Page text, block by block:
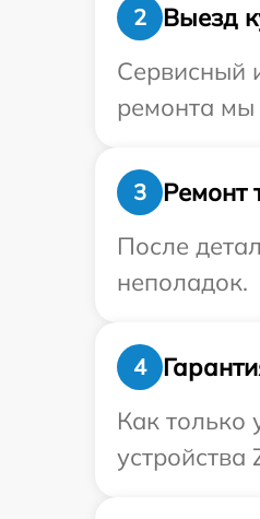
2
Выезд
Сервисный
ремонта мы
3
Ремонт
После
неполадок.
4
Как только
устройства